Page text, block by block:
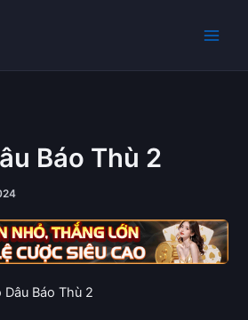
Báo Thù 2
Báo Thù 2